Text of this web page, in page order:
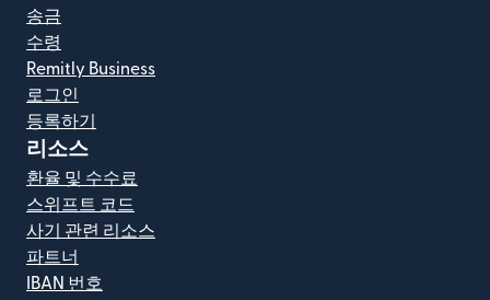
송금
수령
Remitly Business
로그인
등록하기
리소스
환율 및 수수료
스위프트 코드
사기 관련 리소스
파트너
IBAN 번호